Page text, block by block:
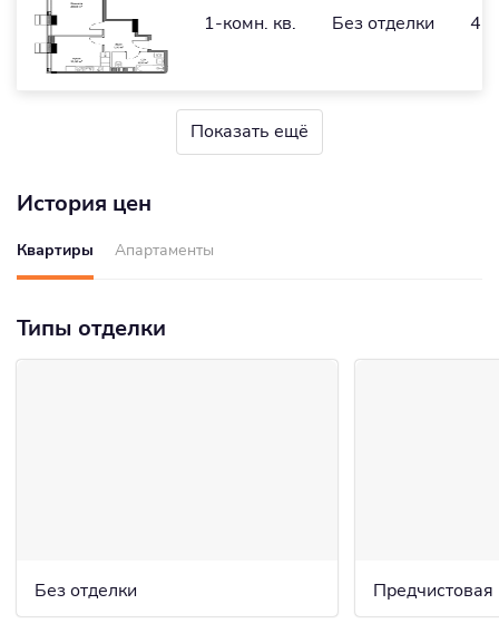
1-комн. кв. Без отделки
Показать ещё
История цен
Квартиры Апартаменты
Типы отделки
Без отделки Предчистовая